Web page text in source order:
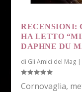
RECENSIONI:
HA LETTO
DAPHNE DU
di Gli Amici del Mag |
Cornovaglia,